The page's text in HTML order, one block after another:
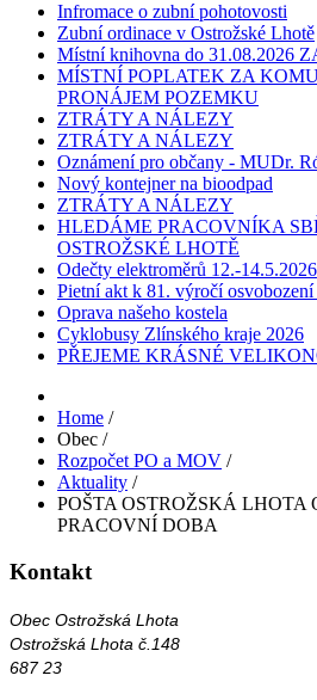
Infromace o zubní pohotovosti
Zubní ordinace v Ostrožské Lhotě
Místní knihovna do 31.08.2026
MÍSTNÍ POPLATEK ZA
PRONÁJEM POZEMKU
ZTRÁTY A NÁLEZY
ZTRÁTY A NÁLEZY
Oznámení pro občany - MUDr.
Nový kontejner na bioodpad
ZTRÁTY A NÁLEZY
HLEDÁME PRACOVNÍKA
OSTROŽSKÉ LHOTĚ
Odečty elektroměrů 12.-14.5.2026
Pietní akt k 81. výročí osvobození
Oprava našeho kostela
Cyklobusy Zlínského kraje 2026
PŘEJEME KRÁSNÉ
Home /
Obec /
Rozpočet PO a MOV /
Aktuality /
POŠTA OSTROŽSKÁ LHOTA
PRACOVNÍ DOBA
Kontakt
Obec Ostrožská Lhota
Ostrožská Lhota č.148
687 23